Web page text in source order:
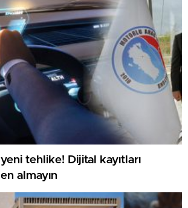
tehlike! Dijital kayıtları
almayın